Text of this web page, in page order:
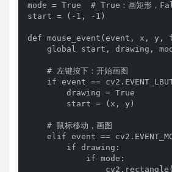
mode = True  # True：画矩形，
start = (-1, -1)
def mouse_event(event, x, y,
global start, drawing,
    # 左键按下：开始画图
if event ==
        drawing = True
        start = (x, y)
    # 鼠标移动，画图
elif event ==
        if drawing:
            if mode: